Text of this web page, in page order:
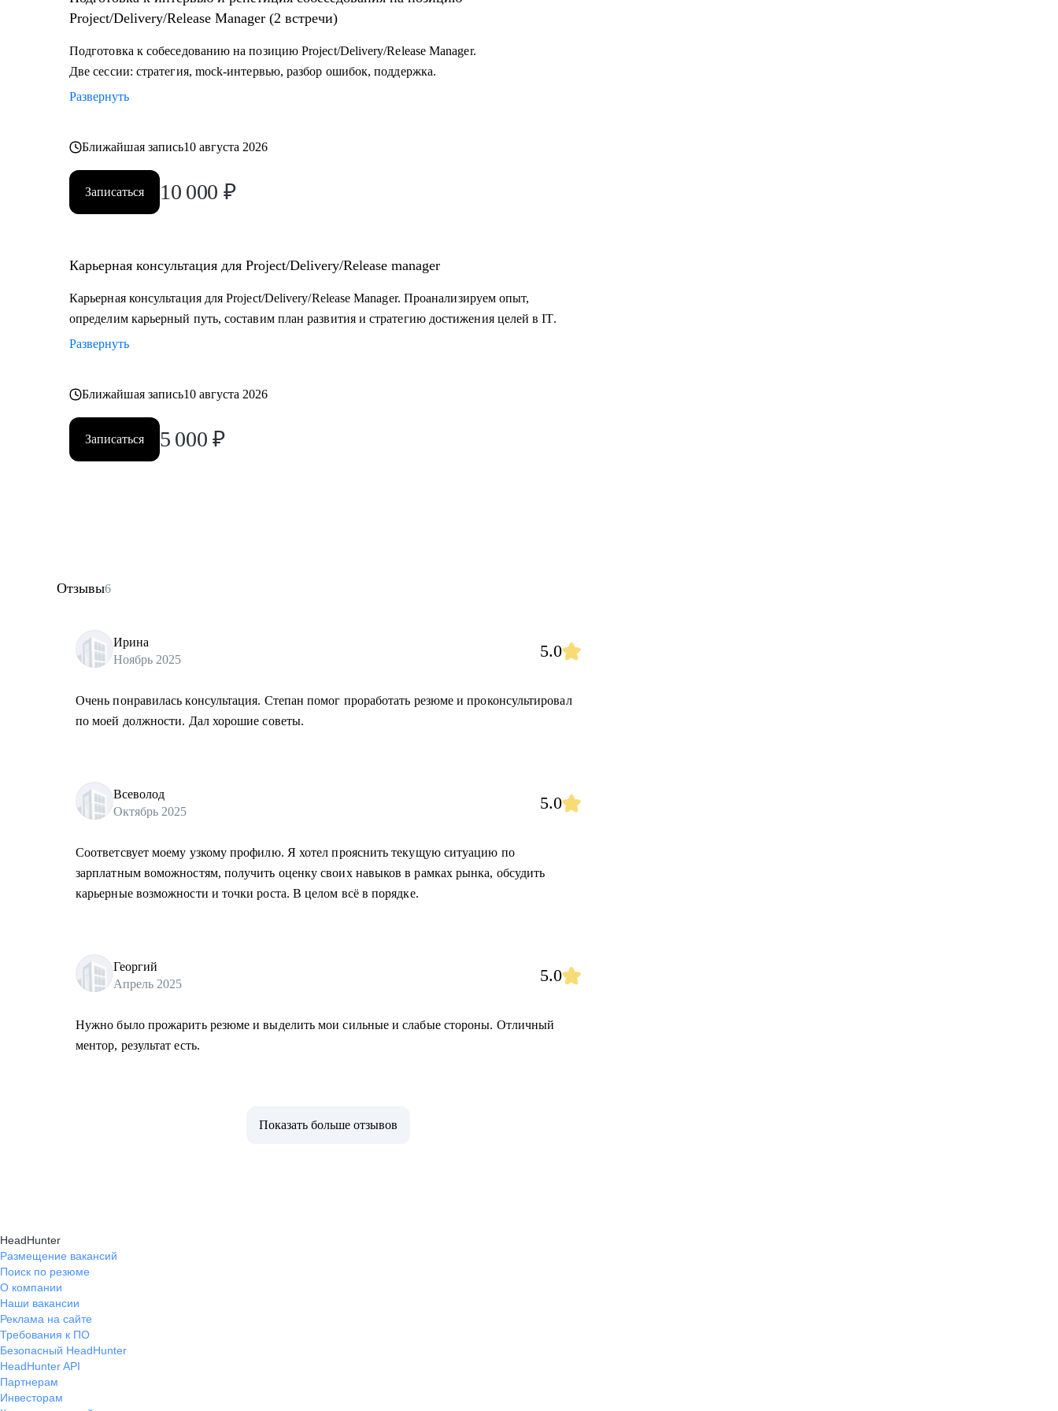
разные стороны.
Project/Delivery/Release Manager (2 встречи)
Подготовка к собеседованию на позицию Project/Delivery/Release Manager.
Две сессии: стратегия, mock-интервью, разбор ошибок, поддержка.
Развернуть
Ближайшая запись10 августа 2026
Записаться 10 000 ₽
Карьерная консультация для Project/Delivery/Release manager
Карьерная консультация для Project/Delivery/Release Manager. Проанализируем опыт,
определим карьерный путь, составим план развития и стратегию достижения целей в IT.
Развернуть
Ближайшая запись10 августа 2026
Записаться 5 000 ₽
Отзывы6
Ирина
Ноябрь 2025
5.0
Очень понравилась консультация. Степан помог проработать резюме и проконсультировал
по моей должности. Дал хорошие советы.
Всеволод
Октябрь 2025
5.0
Соответсвует моему узкому профилю. Я хотел прояснить текущую ситуацию по
зарплатным воможностям, получить оценку своих навыков в рамках рынка, обсудить
карьерные возможности и точки роста. В целом всё в порядке.
Георгий
Апрель 2025
5.0
Нужно было прожарить резюме и выделить мои сильные и слабые стороны. Отличный
ментор, результат есть.
Показать больше отзывов
HeadHunter
Размещение вакансий
Поиск по резюме
О компании
Наши вакансии
Реклама на сайте
Требования к ПО
Безопасный HeadHunter
HeadHunter API
Партнерам
Инвесторам